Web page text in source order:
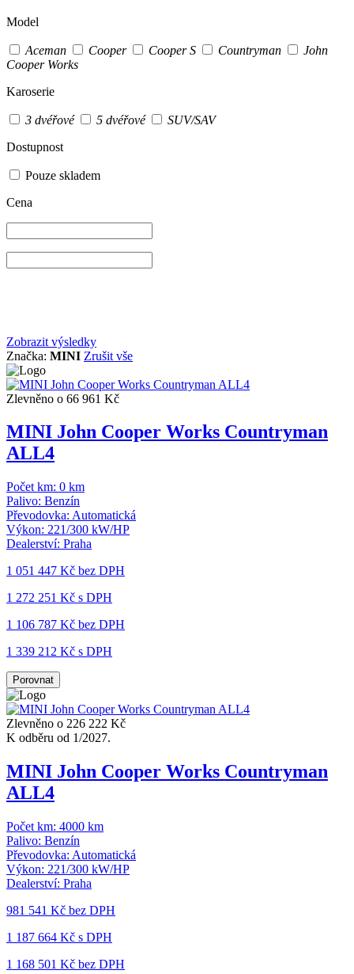
Model
Aceman Cooper Cooper S Countryman
John
Cooper Works
Karoserie
3 dvéřové 5 dvéřové
SUV/SAV
Dostupnost
Pouze skladem
Cena
Zobrazit výsledky
Značka: MINI Zrušit vše
Zlevněno o 66 961 Kč
MINI John Cooper Works Countryman
ALL4
Počet km: 0 km
Palivo: Benzín
Převodovka: Automatická
Výkon: 221/300 kW/HP
Dealerství: Praha
1 051 447 Kč bez DPH
1 272 251 Kč s DPH
1 106 787 Kč bez DPH
1 339 212 Kč s DPH
Porovnat
Zlevněno o 226 222 Kč
K odběru od 1/2027.
MINI John Cooper Works Countryman
ALL4
Počet km: 4000 km
Palivo: Benzín
Převodovka: Automatická
Výkon: 221/300 kW/HP
Dealerství: Praha
981 541 Kč bez DPH
1 187 664 Kč s DPH
1 168 501 Kč bez DPH